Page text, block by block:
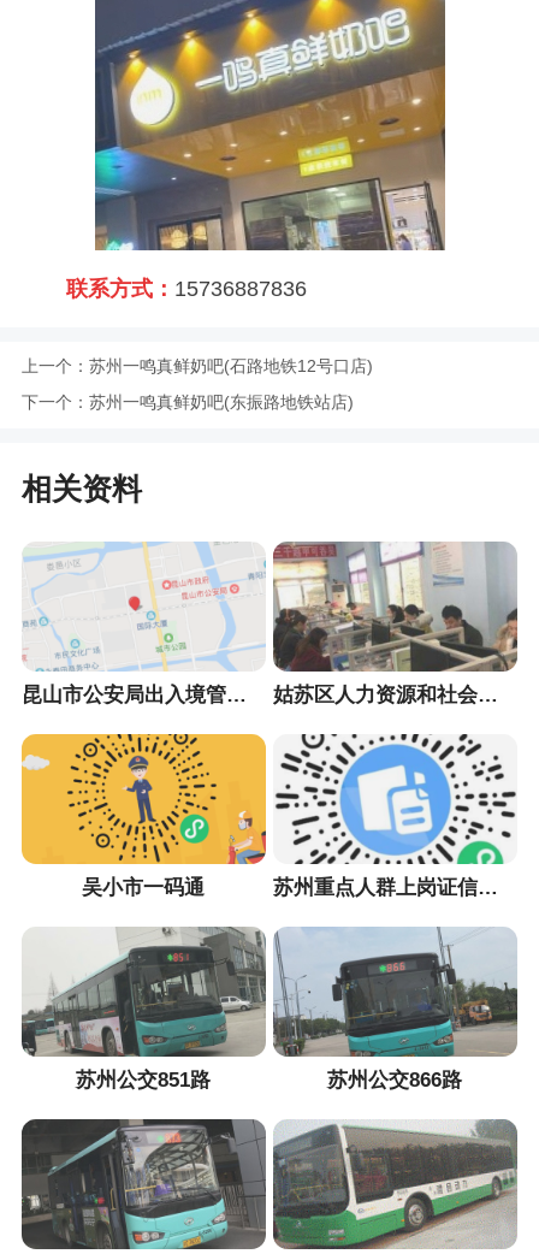
联系方式： 15736887836
上一个： 苏州一鸣真鲜奶吧(石路地铁12号口店)
下一个： 苏州一鸣真鲜奶吧(东振路地铁站店)
相关资料
昆山市公安局出入境管理大队 姑苏区人力资源和社会保障局
吴小市一码通 苏州重点人群上岗证信息采集小程序
苏州公交851路 苏州公交866路